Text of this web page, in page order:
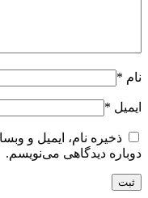
نام *
ایمیل *
ذخیره نام، ایمیل و
دوباره دیدگاهی می‌نویسم.